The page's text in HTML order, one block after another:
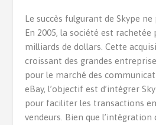
Le succès fulgurant de Skype ne
En 2005, la société est rachetée
milliards de dollars. Cette
croissant des grandes
pour le marché des
eBay, l’objectif est d’intégrer
pour faciliter les transactions
vendeurs. Bien que l’intégration